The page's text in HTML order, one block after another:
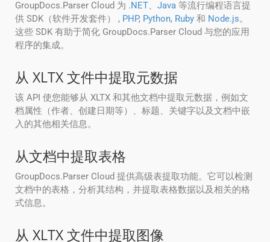
GroupDocs.Parser Cloud 为 .NET、 Java 等流行编程语言提
供 SDK（软件开发套件） , PHP, Python, Ruby 和 Node.js。
这些 SDK 有助于简化 GroupDocs.Parser Cloud 与您的应用
程序的集成。
从 XLTX 文件中提取元数据
该 API 使您能够从 XLTX 和其他文档中提取元数据，例如文
档属性（作者、创建日期等）、标题、关键字以及文档中嵌
入的其他相关信息。
从文档中提取表格
GroupDocs.Parser Cloud 提供高级表提取功能。它可以检测
文档中的表格，分析其结构，并提取表格数据以及相关的格
式信息。
从 XLTX 文件中提取图像